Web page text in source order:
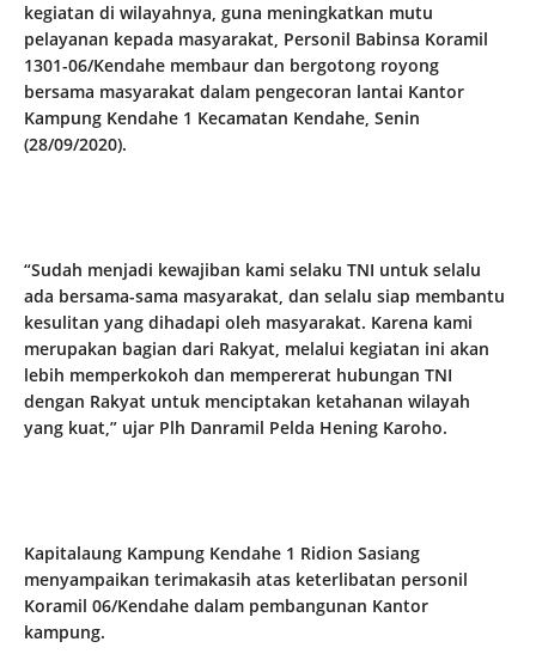
kegiatan di wilayahnya, guna meningkatkan mutu
pelayanan kepada masyarakat, Personil Babinsa Koramil
1301-06/Kendahe membaur dan bergotong royong
bersama masyarakat dalam pengecoran lantai Kantor
Kampung Kendahe 1 Kecamatan Kendahe, Senin
(28/09/2020).
“Sudah menjadi kewajiban kami selaku TNI untuk selalu
ada bersama-sama masyarakat, dan selalu siap membantu
kesulitan yang dihadapi oleh masyarakat. Karena kami
merupakan bagian dari Rakyat, melalui kegiatan ini akan
lebih memperkokoh dan mempererat hubungan TNI
dengan Rakyat untuk menciptakan ketahanan wilayah
yang kuat,” ujar Plh Danramil Pelda Hening Karoho.
Kapitalaung Kampung Kendahe 1 Ridion Sasiang
menyampaikan terimakasih atas keterlibatan personil
Koramil 06/Kendahe dalam pembangunan Kantor
kampung.